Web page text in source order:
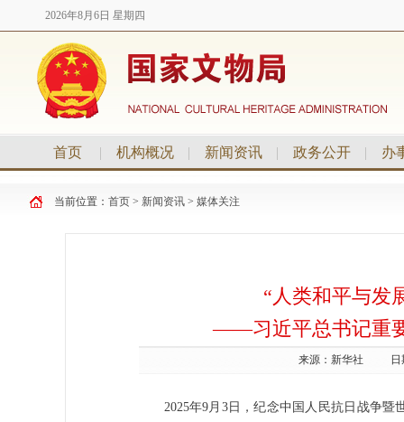
2026年8月6日 星期四
首页 | 机构概况 | 新闻资讯 | 政务公开 | 办
当前位置： 首页 > 新闻资讯 > 媒体关注
“人类和平与发
——习近平总书记重
来源： 新华社
2025年9月3日，纪念中国人民抗日战争